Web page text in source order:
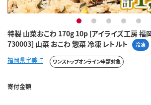
特製 山菜おこわ 170g 10p [アイライズ工房
730003] 山菜 おこわ 惣菜 冷凍 レトルト
冷凍
1 2 3 4 5
福岡県宇美町 ワンストップオンライン申請対象
寄付金額